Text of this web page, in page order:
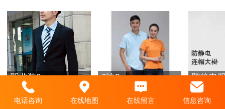
职业装6 T恤3 防静电
电话咨询 在线地图 在线留言 信息咨询